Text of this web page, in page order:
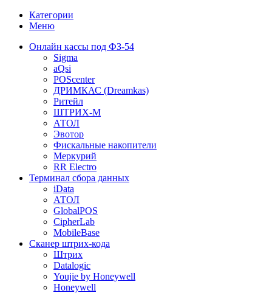
Категории
Меню
Онлайн кассы под ФЗ-54
Sigma
aQsi
POScenter
ДРИМКАС (Dreamkas)
Ритейл
ШТРИХ-М
АТОЛ
Эвотор
Фискальные накопители
Меркурий
RR Electro
Терминал сбора данных
iData
АТОЛ
GlobalPOS
CipherLab
MobileBase
Сканер штрих-кода
Штрих
Datalogic
Youjie by Honeywell
Honeywell